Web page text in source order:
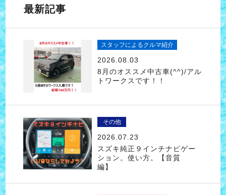
最新記事
スタッフによるクルマ紹介
2026.08.03
8月のオススメ中古車(^^)/アル
トワークスです！！
その他
2026.07.23
スズキ純正９インチナビゲー
ション。使い方。【音質
編】